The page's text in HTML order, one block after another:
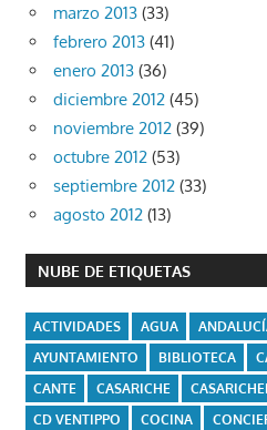
marzo 2013 (33)
febrero 2013 (41)
enero 2013 (36)
diciembre 2012 (45)
noviembre 2012 (39)
octubre 2012 (53)
septiembre 2012 (33)
agosto 2012 (13)
NUBE DE ETIQUETAS
ACTIVIDADES AGUA
AYUNTAMIENTO
BIBLIOTECA
CANTE
CASARICHE
CD VENTIPPO
COCINA